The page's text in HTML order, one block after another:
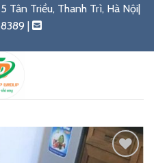
Tân Triều, Thanh Trì, Hà Nội|
|